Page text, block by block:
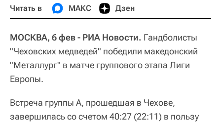
Читать в МАКС Дзен
МОСКВА, 6 фев - РИА Новости. Гандболисты
"Чеховских медведей" победили македонский
"Металлург" в матче группового этапа Лиги
Европы.
Встреча группы А, прошедшая в Чехове,
завершилась со счетом 40:27 (22:11) в пользу